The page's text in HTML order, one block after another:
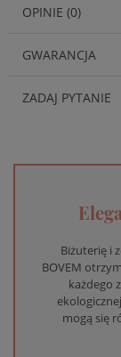
OPINIE (0)
GWARANCJA
ZADAJ PYTANIE
Biżuterię i
BOVEM
każdego
mogą się